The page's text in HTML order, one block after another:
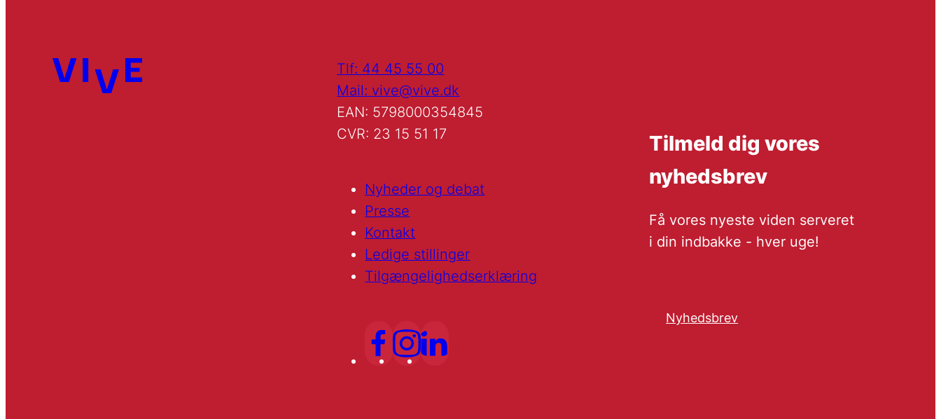
Tlf: 44 45 55 00
Mail: vive@vive.dk
EAN: 5798000354845
CVR: 23 15 51 17
Nyheder og debat
Presse
Kontakt
Ledige stillinger
Tilgængelighedserklæring
Tilmeld dig vores
nyhedsbrev
Få vores nyeste viden serveret
i din indbakke - hver uge!
Nyhedsbrev